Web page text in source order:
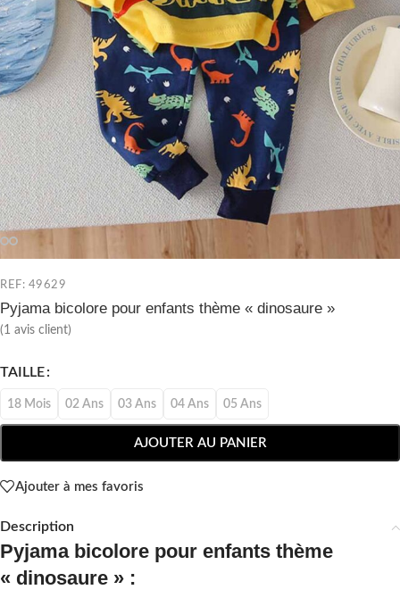
REF: 49629
Pyjama bicolore pour enfants thème « dinosaure »
(1 avis client)
TAILLE
18 Mois 02 Ans 03 Ans 04 Ans 05 Ans
AJOUTER AU PANIER
Ajouter à mes favoris
Description
Pyjama bicolore pour enfants thème
« dinosaure » :